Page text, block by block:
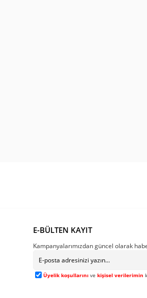
E-BÜLTEN KAYIT
Kampanyalarımızdan güncel olarak
Üyelik koşullarını ve kişisel verilerimin